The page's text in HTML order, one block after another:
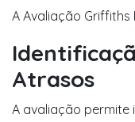
A Avaliação Griffiths
Atrasos
A avaliação